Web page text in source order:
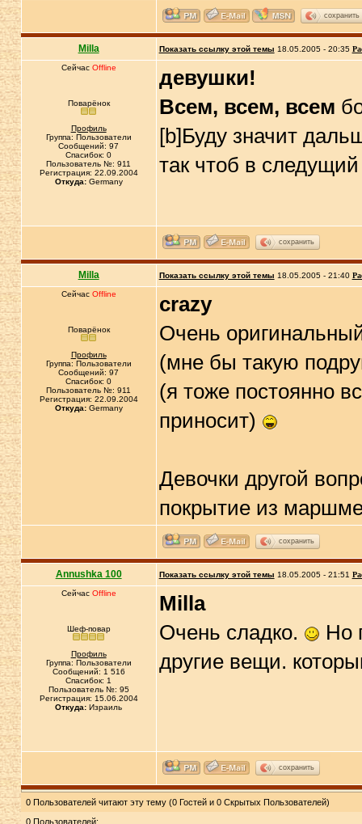
сохранить
Milla Показать ссылку этой темы 18.05.2005 - 20:35
Сейчас Offline
Поварёнок
Профиль
Группа: Пользователи
Сообщений: 97
Спасибок: 0
Пользователь №: 911
Регистрация: 22.09.2004
Откуда:Germany
девушки!
Всем, всем, всем
[b]Буду значит
так чтоб в
сохранить
Milla Показать ссылку этой темы 18.05.2005 - 21:40
Сейчас Offline
Поварёнок
Профиль
Группа: Пользователи
Сообщений: 97
Спасибок: 0
Пользователь №: 911
Регистрация: 22.09.2004
Откуда:Germany
crazy
Очень
(мне бы такую
(я тоже постоянно
приносит)
Девочки другой
покрытие из
сохранить
Annushka 100 Показать ссылку этой темы 18.05.2005 - 21:51
Сейчас Offline
Шеф-повар
Профиль
Группа: Пользователи
Сообщений: 1 516
Спасибок: 1
Пользователь №: 95
Регистрация: 15.06.2004
Откуда: Израиль
Milla
Очень сладко.
Но
другие вещи.
сохранить
0 Пользователей читают эту тему (0 Гостей и 0 Скрытых Пользователей)
0 Пользователей: